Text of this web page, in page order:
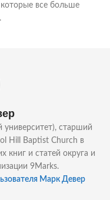
которые все больше
старший
Hill Baptist Church в
книг и статей округа и
9Marks.
Марк Девер